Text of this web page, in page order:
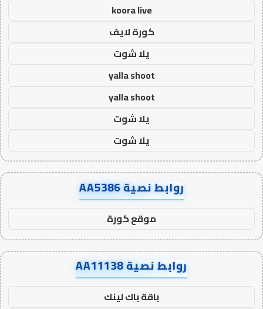
koora live
كورة لايف
يلا شوت
yalla shoot
yalla shoot
يلا شوت
يلا شوت
روابط نصية AA5386
موقع كورة
روابط نصية AA11138
باقة باك لينك